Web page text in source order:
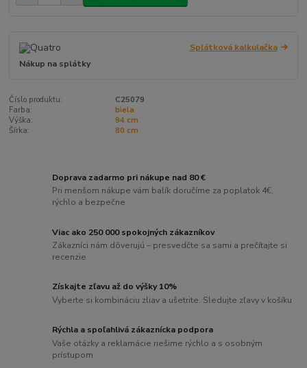
Splátková kalkulačka
Nákup na splátky
Číslo produktu:
C25079
Farba:
biela
Výška:
94 cm
Šírka:
80 cm
Doprava zadarmo pri nákupe nad 80 €
Pri menšom nákupe vám balík doručíme za poplatok 4€,
rýchlo a bezpečne
Viac ako 250 000 spokojných zákazníkov
Zákazníci nám dôverujú – presvedčte sa sami a prečítajte si
recenzie
Získajte zľavu až do výšky 10%
Vyberte si kombináciu zliav a ušetrite. Sledujte zľavy v košíku
Rýchla a spoľahlivá zákaznícka podpora
Vaše otázky a reklamácie riešime rýchlo a s osobným
prístupom